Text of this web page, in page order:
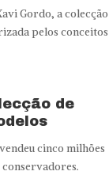
Gordo, a colecção
pelos conceitos
de
cinco milhões
conservadores.